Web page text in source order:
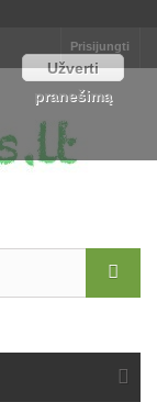
Prisijungti
Užverti
pranešimą